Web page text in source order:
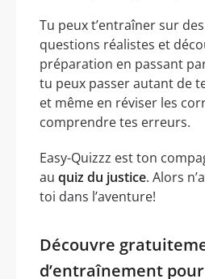
Tu peux t’entraîner sur
questions réalistes et
préparation en passant
tu peux passer autant de
et même en réviser les
comprendre tes erreurs.
Easy-Quizzz est ton
au quiz du justice. Alors
toi dans l’aventure!
Découvre
d’entraînement